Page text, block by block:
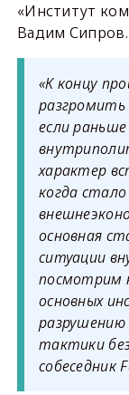
«Институт
Вадим Сипров.
«К концу
разгромить
если
характер
когда
основная
ситуации
посмотрим
основных
тактики
собеседник